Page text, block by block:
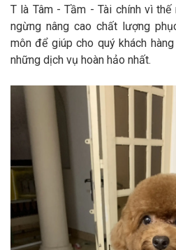
T là Tâm - Tầm - Tài chính vì
ngừng nâng cao chất lượng
môn để giúp cho quý khách
những dịch vụ hoàn hảo nhất.